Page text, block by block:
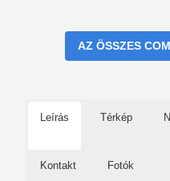
AZ ÖSSZES
Leírás Térkép
Kontakt Fotók